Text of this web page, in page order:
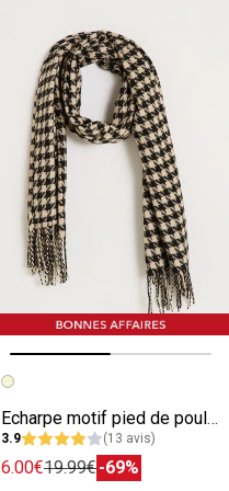
Image précédente
Image suivante
Echarpe motif pied de poule femme
3.9 (13 avis)
6.00€19.99€-69%